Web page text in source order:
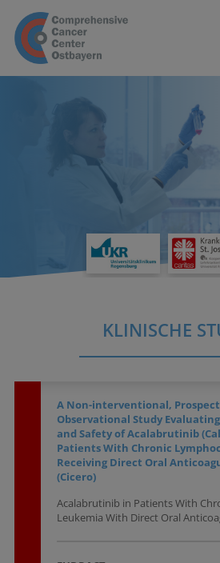
KLINISCHE
A Non-interventional,
Observational Study
and Safety of Acalabrutinib
Patients With Chronic
Receiving Direct Oral
(Cicero)
Acalabrutinib in Patients With
Leukemia With Direct Oral